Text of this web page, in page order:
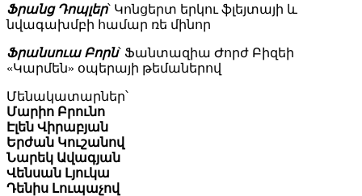
Ֆրանց Դոպլեր՝ Կոնցերտ երկու ֆլեյտայի և
նվագախմբի համար ռե մինոր
Ֆրանսուա Բորն՝ Ֆանտազիա Ժորժ Բիզեի
«Կարմեն» օպերայի թեմաներով
Մենակատարներ՝
Մարիո Բրունո
Էլեն Վիրաբյան
Երժան Կուշանով
Նարեկ Ավագյան
Վենսան Լյուկա
Դենիս Լուպաչով